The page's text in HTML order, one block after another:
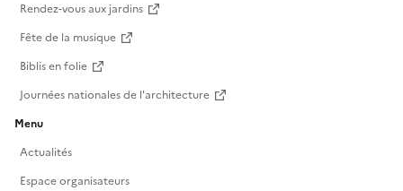
Rendez-vous aux jardins
Fête de la musique
Biblis en folie
Journées nationales de l'architecture
Menu
Actualités
Espace organisateurs